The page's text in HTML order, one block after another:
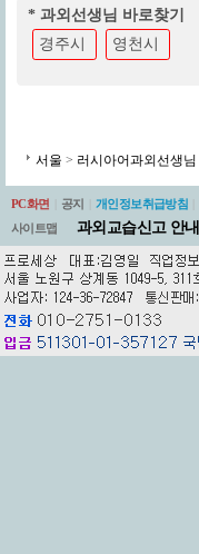
* 과외선생님 바로찾기
경주시
영천시
서울 > 러시아어과외선생님
PC화면 공지 개인정보취급방침
사이트맵
과외교습신고 안내